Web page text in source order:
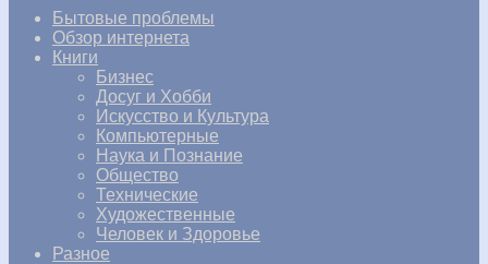
Бытовые проблемы
Обзор интернета
Книги
Бизнес
Досуг и Хобби
Искусство и Культура
Компьютерные
Наука и Познание
Общество
Технические
Художественные
Человек и Здоровье
Разное